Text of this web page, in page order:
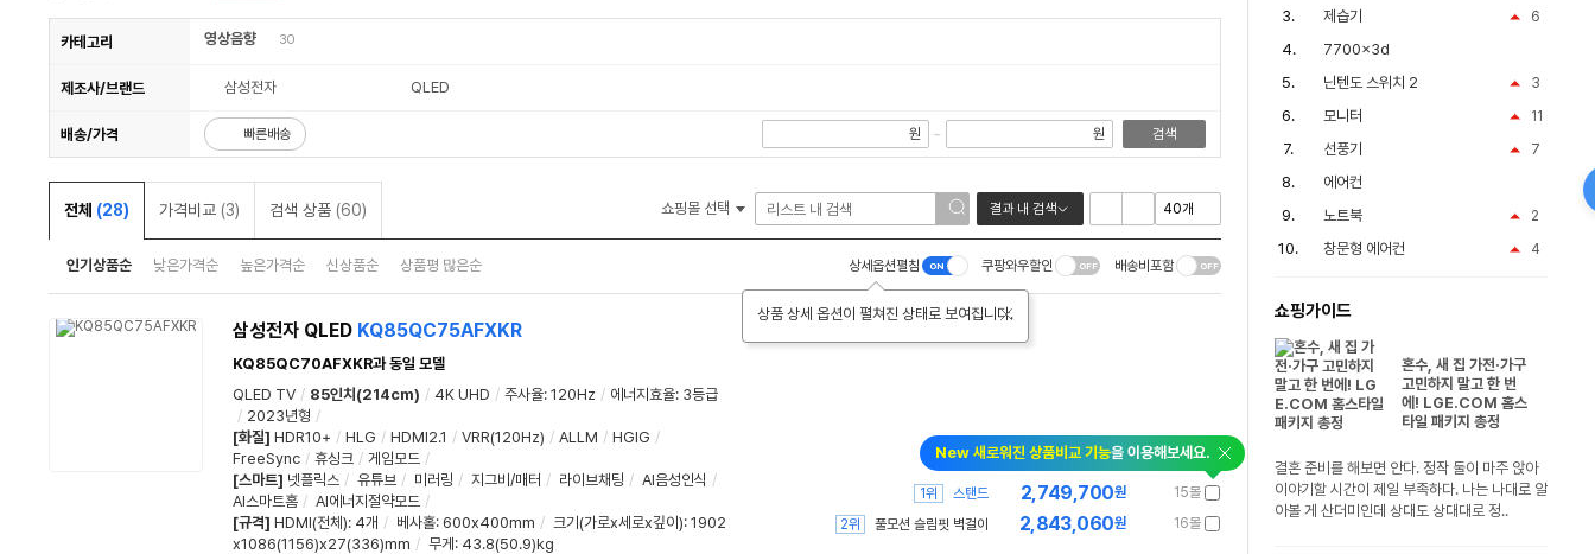
카테고리 영상음향 30
제조사/브랜드 삼성전자 QLED
배송/가격 빠른배송 원 ~ 원 검색
전체 (28) 가격비교 (3) 검색 상품 (60) 쇼핑몰 선택 결과 내 검색
인기상품순 낮은가격순 높은가격순 신상품순 상품평 많은순 상세옵션펼침
상품 상세 옵션이 펼쳐진 상태로 보여집니다.
쿠팡와우할인 배송비포함
삼성전자 QLED KQ85QC75AFXKR
KQ85QC70AFXKR과 동일 모델
QLED TV / 85인치(214cm) / 4K UHD / 주사율: 120Hz / 에너지효율: 3등급
/ 2023년형 /
[화질] HDR10+ / HLG / HDMI2.1 / VRR(120Hz) / ALLM / HGIG /
FreeSync / 휴싱크 / 게임모드 /
[스마트] 넷플릭스 / 유튜브 / 미러링 / 지그비/매터 / 라이브채팅 / AI음성인식 /
AI스마트홈 / AI에너지절약모드 /
[규격] HDMI(전체): 4개 / 베사홀: 600x400mm / 크기(가로x세로x깊이): 1902
x1086(1156)x27(336)mm / 무게 : 43.8(50.9)kg
New 새로워진 상품비교 기능을 이용해보세요.
15몰
2,749,700원
1위
스탠드
16몰
2,843,060원
2위 풀모션 슬림핏 벽걸이
6
제습기
7700x3d
3
닌텐도 스위치 2
11
모니터
7
선풍기
에어컨
2
노트북
4
창문형 에어컨
쇼핑가이드
혼수, 새 집 가전·가구
고민하지 말고 한 번
에! LGE.COM 홈스
타일 패키지 총정
결혼 준비를 해보면 안다. 정작 둘이 마주 앉아
이야기할 시간이 제일 부족하다. 나는 나대로 알
아볼 게 산더미인데 상대도 상대대로 정..